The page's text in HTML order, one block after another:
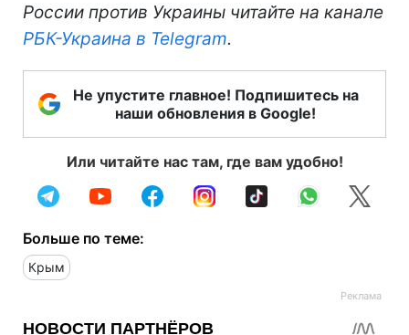
России против Украины читайте на канале
РБК-Украина в Telegram.
Не упустите главное! Подпишитесь на
наши обновления в Google!
Или читайте нас там, где вам удобно!
Больше по теме:
Крым